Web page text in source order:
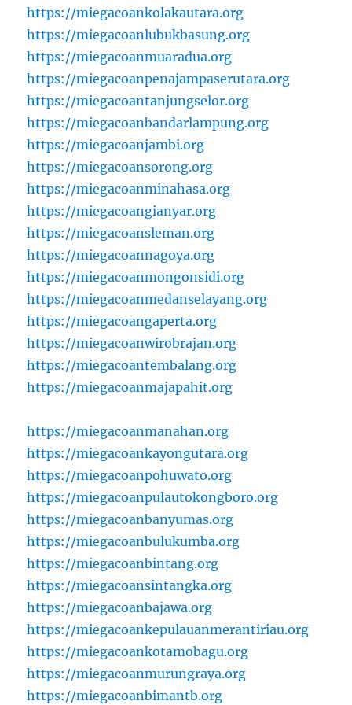
https://miegacoankolakautara.org
https://miegacoanlubukbasung.org
https://miegacoanmuaradua.org
https://miegacoanpenajampaserutara.org
https://miegacoantanjungselor.org
https://miegacoanbandarlampung.org
https://miegacoanjambi.org
https://miegacoansorong.org
https://miegacoanminahasa.org
https://miegacoangianyar.org
https://miegacoansleman.org
https://miegacoannagoya.org
https://miegacoanmongonsidi.org
https://miegacoanmedanselayang.org
https://miegacoangaperta.org
https://miegacoanwirobrajan.org
https://miegacoantembalang.org
https://miegacoanmajapahit.org
https://miegacoanmanahan.org
https://miegacoankayongutara.org
https://miegacoanpohuwato.org
https://miegacoanpulautokongboro.org
https://miegacoanbanyumas.org
https://miegacoanbulukumba.org
https://miegacoanbintang.org
https://miegacoansintangka.org
https://miegacoanbajawa.org
https://miegacoankepulauanmerantiriau.org
https://miegacoankotamobagu.org
https://miegacoanmurungraya.org
https://miegacoanbimantb.org